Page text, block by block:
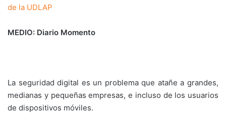
de la UDLAP
MEDIO: Diario Momento
La seguridad digital es un problema que atañe a grandes,
medianas y pequeñas empresas, e incluso de los usuarios
de dispositivos móviles.